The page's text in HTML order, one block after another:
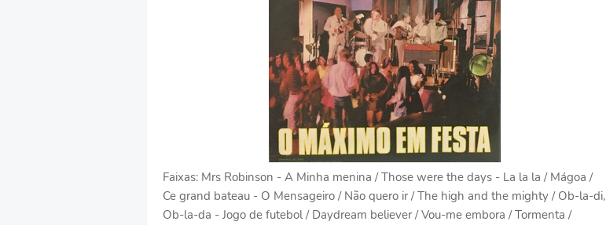
Faixas: Mrs Robinson - A Minha menina / Those were the days - La la la / Mágoa /
Ce grand bateau - O Mensageiro / Não quero ir / The high and the mighty / Ob-la-di,
Ob-la-da - Jogo de futebol / Daydream believer / Vou-me embora / Tormenta /